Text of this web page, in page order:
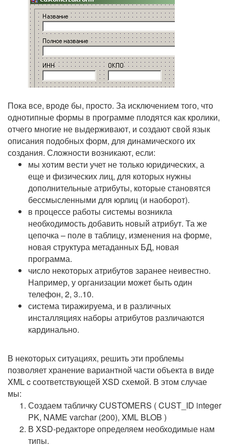
Пока все, вроде бы, просто. За исключением того, что
однотипные формы в программе плодятся как кролики,
отчего многие не выдерживают, и создают свой язык
описания подобных форм, для динамического их
создания. Сложности возникают, если:
мы хотим вести учет не только юридических, а
еще и физических лиц, для которых нужны
дополнительные атрибуты, которые становятся
бессмысленными для юрлиц (и наоборот).
в процессе работы системы возникла
необходимость добавить новый атрибут. Та же
цепочка – поле в таблицу, изменения на форме,
новая структура метаданных БД, новая
программа.
число некоторых атрибутов заранее неивестно.
Например, у организации может быть один
телефон, 2, 3..10.
система тиражируема, и в различных
инсталляциях наборы атрибутов различаются
кардинально.
В некоторых ситуациях, решить эти проблемы
позволяет хранение вариантной части объекта в виде
XML c соответствующей XSD схемой. В этом случае
мы:
Создаем табличку CUSTOMERS ( CUST_ID integer
PK, NAME varchar (200), XML BLOB )
В XSD-редакторе определяем необходимые нам
типы.